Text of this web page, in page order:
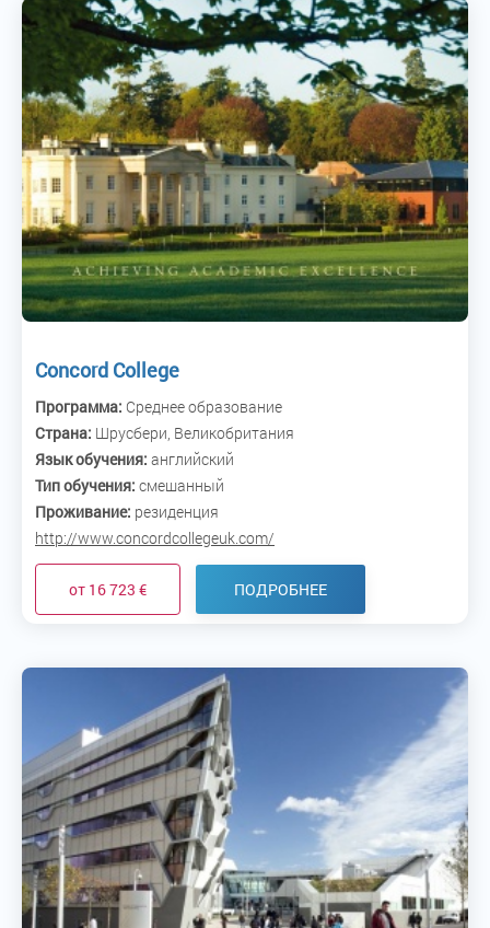
Concord College
Программа: Среднее образование
Страна: Шрусбери, Великобритания
Язык обучения: английский
Тип обучения: смешанный
Проживание: резиденция
http://www.concordcollegeuk.com/
от 16 723 € ПОДРОБНЕЕ